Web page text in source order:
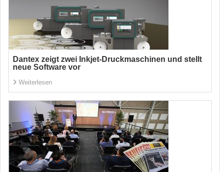
Dantex zeigt zwei Inkjet-Druckmaschinen und stellt
neue Software vor
Weiterlesen